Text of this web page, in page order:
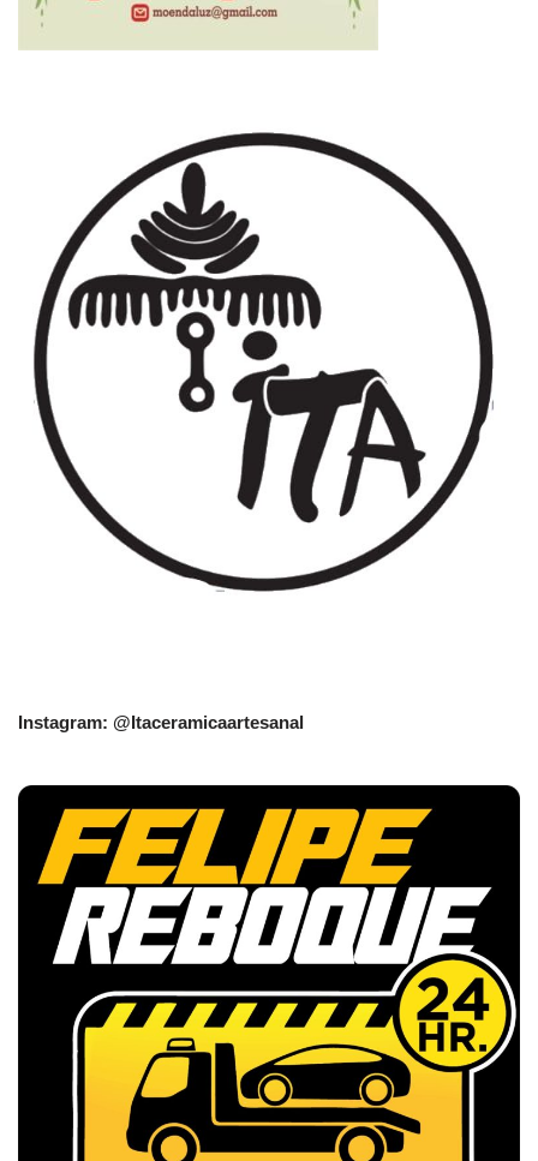
Instagram: @Itaceramicaartesanal